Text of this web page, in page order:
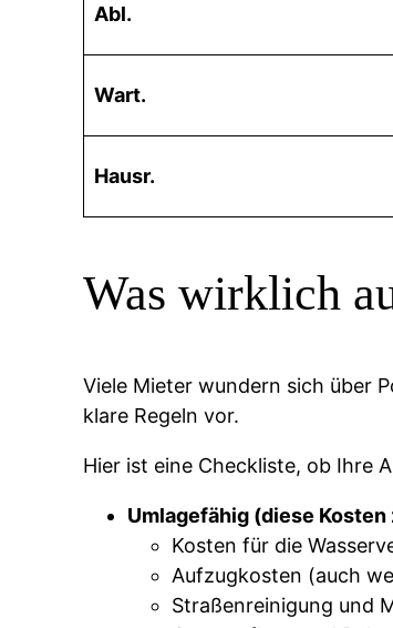
Abl.
Wart.
Hausr.
Was wirklich
Viele Mieter wundern sich über
klare Regeln vor.
Hier ist eine Checkliste, ob Ihre
Umlagefähig (diese Kosten
Kosten für die
Aufzugkosten (auch
Straßenreinigung und